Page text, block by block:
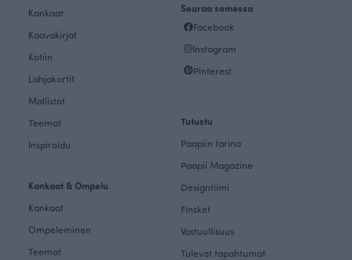
Kankaat
Kaavakirjat
Kotiin
Lahjakortit
Mallistot
Teemat
Inspiroidu
Kankaat & Ompelu
Kankaat
Ompeleminen
Teemat
Seuraa somessa
Facebook
Instagram
Pinterest
Tutustu
Paapiin tarina
Paapii Magazine
Designtiimi
Finsket
Vastuullisuus
Tulevat tapahtumat